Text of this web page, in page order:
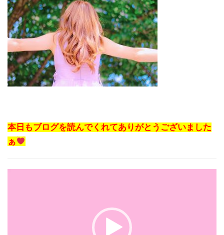
本日もブログを読んでくれてありがとうございました
ぁ